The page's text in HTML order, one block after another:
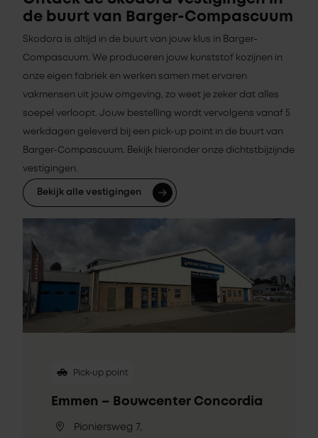
de buurt van Barger-Compascuum
Skodora is altijd in de buurt van jouw klus in Barger-
Compascuum. We produceren jouw kunststof kozijnen in
onze eigen fabriek en werken samen met ervaren
vakmensen uit jouw omgeving, zo weet je zeker dat alles
soepel verloopt. Jouw bestelling wordt vervolgens vanaf 5
werkdagen geleverd bij een pick-up point in de buurt van
Barger-Compascuum. Bekijk hieronder onze dichtstbijzijnde
vestigingen.
Bekijk alle vestigingen
Pick-up point
Emmen – Bouwcenter Concordia
Pioniersweg 7,